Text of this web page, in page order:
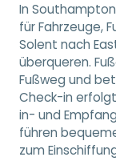
In
für Fahrzeuge,
Solent nach
überqueren.
Fußweg und
Check-in
in- und
führen
zum